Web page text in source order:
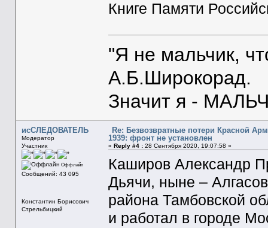
Книге Памяти
"Я не мальчик,
А.Б.Широкорад.
Значит я -
исСЛЕДОВАТЕЛЬ
Модератор
Участник
Оффлайн
Сообщений: 43 095
Константин Борисович
Стрельбицкий
Re: Безвозвратные потери Красной
1939: фронт не установлен
« Reply #4 :28 Сентября 2020, 19:07:58 »
Каширов Александр
Дьячи, ныне –
района Тамбовской
и работал в городе